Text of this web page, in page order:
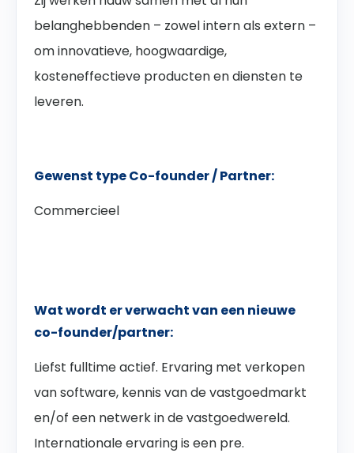
belanghebbenden – zowel intern als extern –
om innovatieve, hoogwaardige,
kosteneffectieve producten en diensten te
leveren.
Gewenst type Co-founder / Partner:
Commercieel
Wat wordt er verwacht van een nieuwe
co-founder/partner:
Liefst fulltime actief. Ervaring met verkopen
van software, kennis van de vastgoedmarkt
en/of een netwerk in de vastgoedwereld.
Internationale ervaring is een pre.